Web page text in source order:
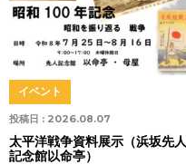
投稿日 : 2026.08.07
イベント
太平洋戦争資料展示（浜坂先人
記念館以命亭）